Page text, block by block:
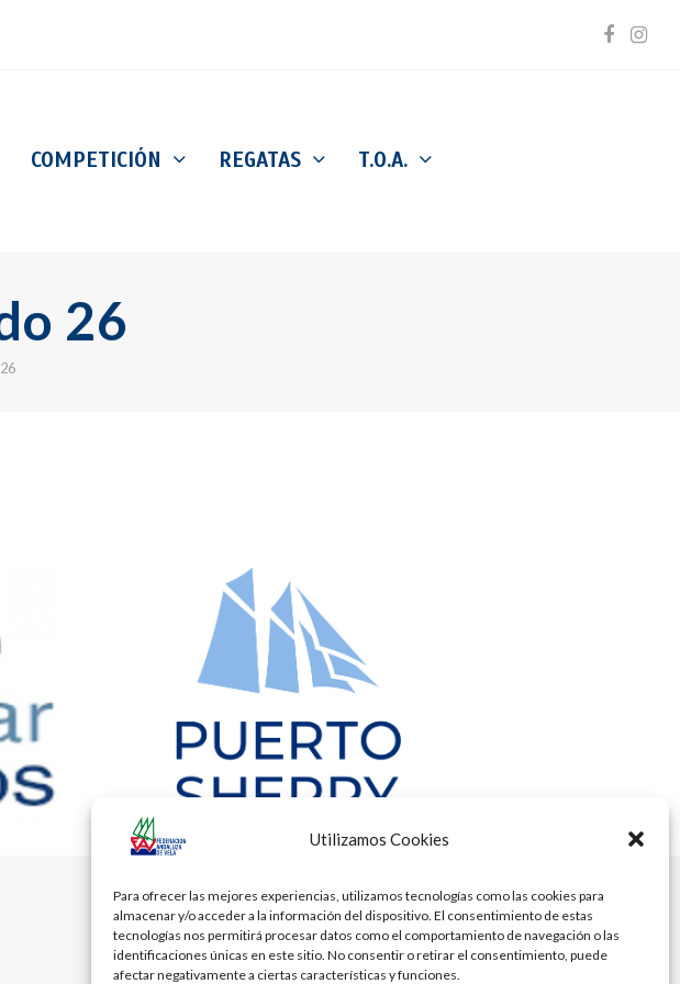
Utilizamos Cookies
Para ofrecer las mejores experiencias, utilizamos tecnologías como las cookies para
almacenar y/o acceder a la información del dispositivo. El consentimiento de estas
tecnologías nos permitirá procesar datos como el comportamiento de navegación o las
identificaciones únicas en este sitio. No consentir o retirar el consentimiento, puede
afectar negativamente a ciertas características y funciones.
COMPETICIÓN REGATAS T.O.A.
26